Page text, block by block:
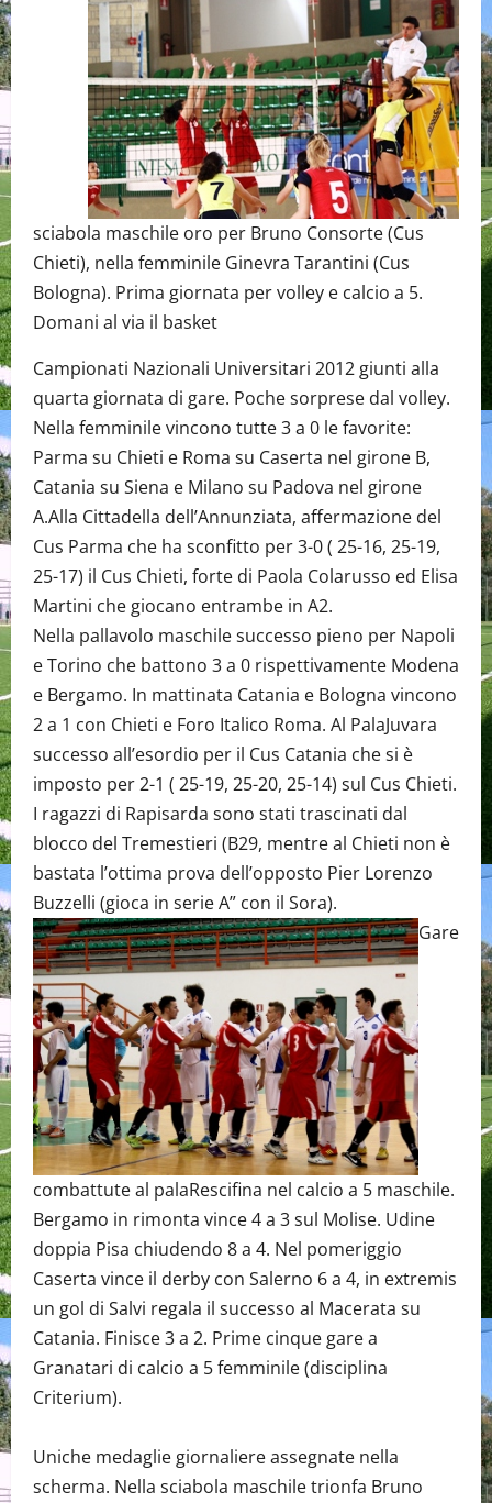
sciabola maschile oro per Bruno Consorte (Cus
Chieti), nella femminile Ginevra Tarantini (Cus
Bologna). Prima giornata per volley e calcio a 5.
Domani al via il basket
Campionati Nazionali Universitari 2012 giunti alla
quarta giornata di gare. Poche sorprese dal volley.
Nella femminile vincono tutte 3 a 0 le favorite:
Parma su Chieti e Roma su Caserta nel girone B,
Catania su Siena e Milano su Padova nel girone
A.Alla Cittadella dell’Annunziata, affermazione del
Cus Parma che ha sconfitto per 3-0 ( 25-16, 25-19,
25-17) il Cus Chieti, forte di Paola Colarusso ed Elisa
Martini che giocano entrambe in A2.
Nella pallavolo maschile successo pieno per Napoli
e Torino che battono 3 a 0 rispettivamente Modena
e Bergamo. In mattinata Catania e Bologna vincono
2 a 1 con Chieti e Foro Italico Roma. Al PalaJuvara
successo all’esordio per il Cus Catania che si è
imposto per 2-1 ( 25-19, 25-20, 25-14) sul Cus Chieti.
I ragazzi di Rapisarda sono stati trascinati dal
blocco del Tremestieri (B29, mentre al Chieti non è
bastata l’ottima prova dell’opposto Pier Lorenzo
Buzzelli (gioca in serie A” con il Sora).
Gare
combattute al palaRescifina nel calcio a 5 maschile.
Bergamo in rimonta vince 4 a 3 sul Molise. Udine
doppia Pisa chiudendo 8 a 4. Nel pomeriggio
Caserta vince il derby con Salerno 6 a 4, in extremis
un gol di Salvi regala il successo al Macerata su
Catania. Finisce 3 a 2. Prime cinque gare a
Granatari di calcio a 5 femminile (disciplina
Criterium).
Uniche medaglie giornaliere assegnate nella
scherma. Nella sciabola maschile trionfa Bruno